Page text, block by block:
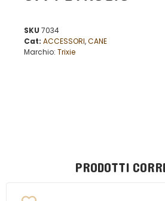
SKU 7034
Cat: ACCESSORI,CANE
Marchio: Trixie
PRODOTTI